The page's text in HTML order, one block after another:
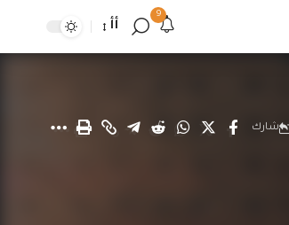
9
أأ
شارك